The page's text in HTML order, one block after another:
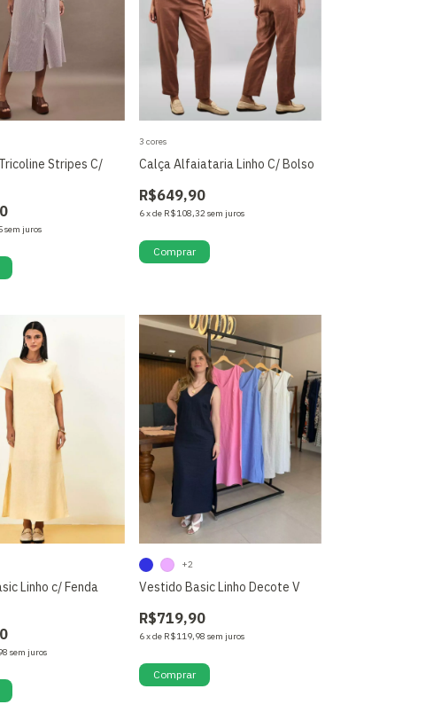
Stripes C/
sem juros
Calça Alfaiataria Linho C/ Bolso
R$649,90
6xde R$108,32sem juros
3 cores
Comprar
Linho c/ Fenda
sem juros
Vestido Basic Linho Decote V
R$719,90
6xde R$119,98 sem juros
+2
Comprar